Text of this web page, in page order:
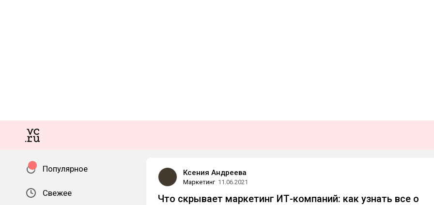
Популярное
Свежее
Ксения Андреева
Маркетинг 11.06.2021
Что скрывает маркетинг ИТ-компаний: как узнать все о